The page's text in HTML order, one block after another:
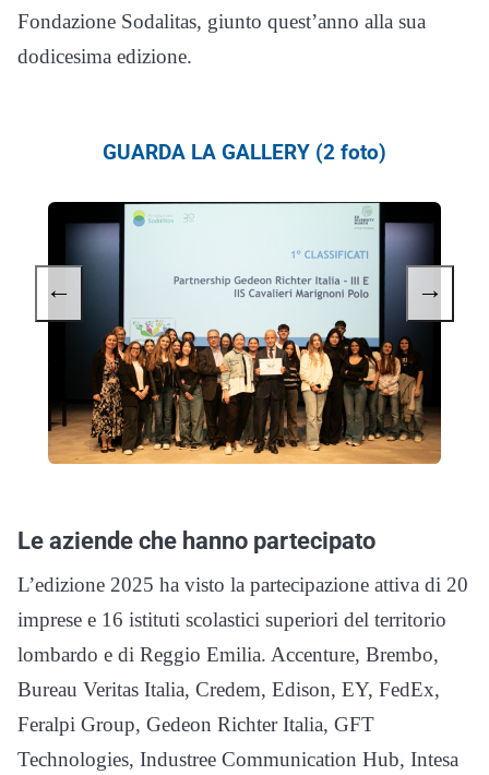
Fondazione Sodalitas, giunto quest’anno alla sua
dodicesima edizione.
GUARDA LA GALLERY (2 foto)
← →
Le aziende che hanno partecipato
L’edizione 2025 ha visto la partecipazione attiva di 20
imprese e 16 istituti scolastici superiori del territorio
lombardo e di Reggio Emilia. Accenture, Brembo,
Bureau Veritas Italia, Credem, Edison, EY, FedEx,
Feralpi Group, Gedeon Richter Italia, GFT
Technologies, Industree Communication Hub, Intesa